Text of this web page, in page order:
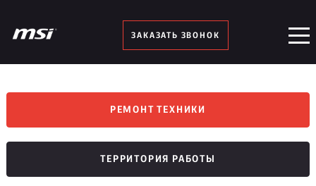
ЗАКАЗАТЬ ЗВОНОК
РЕМОНТ ТЕХНИКИ
ТЕРРИТОРИЯ РАБОТЫ